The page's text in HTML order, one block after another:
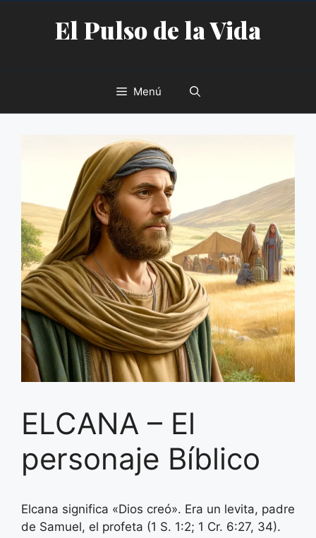
contenidoEl Pulso de la Vida
Menú
ELCANA – El
personaje Bíblico
Elcana significa «Dios creó». Era un levita, padre
de Samuel, el profeta (1 S. 1:2; 1 Cr. 6:27, 34).